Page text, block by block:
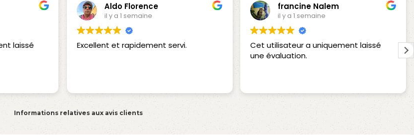
laissé
Aldo Florence
il y a 1 semaine
Excellent et rapidement servi.
francine Nalem
il y a 1 semaine
Cet utilisateur a uniquement laissé
une évaluation.
Informations relatives aux avis clients